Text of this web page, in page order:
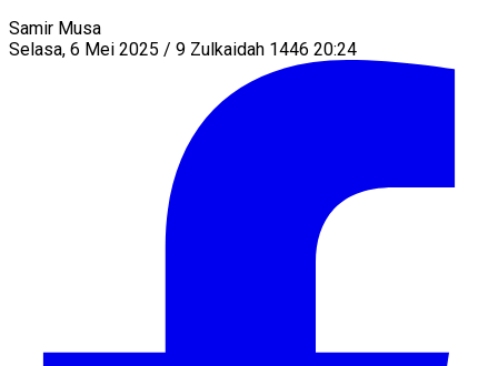
Samir Musa
Selasa, 6 Mei 2025 / 9 Zulkaidah 1446 20:24